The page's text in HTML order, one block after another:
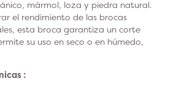
mármol, loza y piedra natural.
el rendimiento de las brocas
esta broca garantiza un corte
su uso en seco o en húmedo,
: